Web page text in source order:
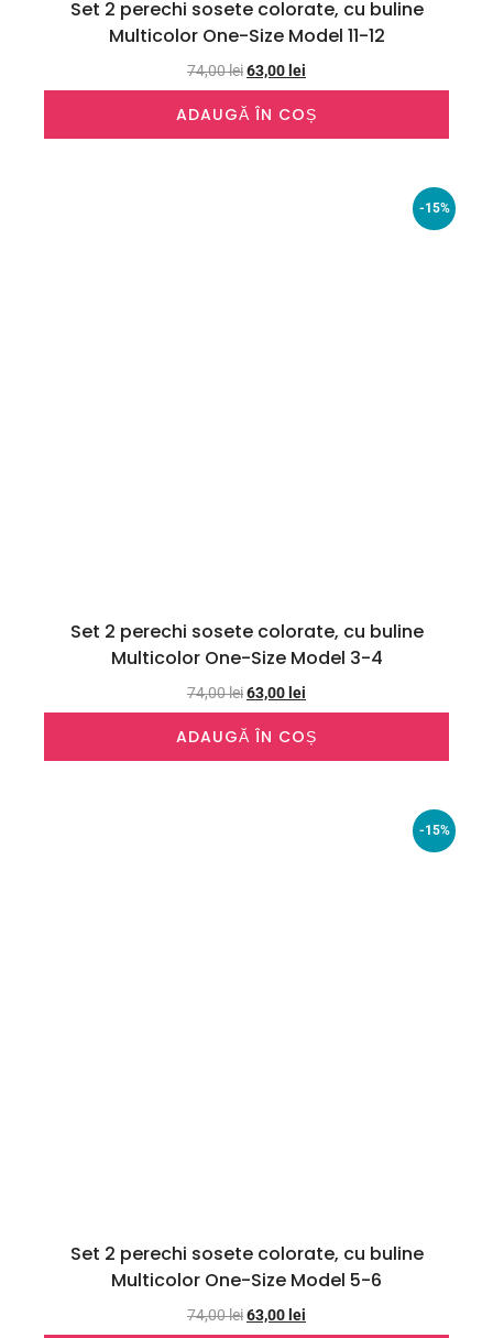
Set 2 perechi sosete colorate, cu buline
Multicolor One-Size Model 11-12
74,00lei63,00 lei
ADAUGĂ ÎN COȘ
-15%
Set 2 perechi sosete colorate, cu buline
Multicolor One-Size Model 3-4
74,00lei63,00 lei
ADAUGĂ ÎN COȘ
-15%
Set 2 perechi sosete colorate, cu buline
Multicolor One-Size Model 5-6
74,00lei63,00 lei